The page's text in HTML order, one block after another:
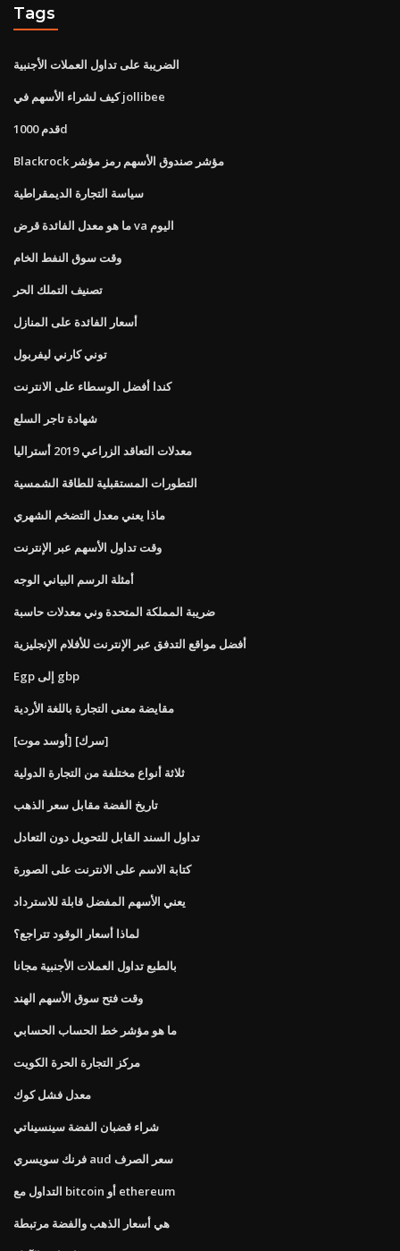
Tags
الضريبة على تداول العملات الأجنبية
كيف لشراء الأسهم في jollibee
قدم 1000d
Blackrock مؤشر صندوق الأسهم رمز مؤشر
سياسة التجارة الديمقراطية
ما هو معدل الفائدة قرض va اليوم
وقت سوق النفط الخام
تصنيف التملك الحر
أسعار الفائدة على المنازل
توني كارني ليفربول
كندا أفضل الوسطاء على الانترنت
شهادة تاجر السلع
معدلات التعاقد الزراعي 2019 أستراليا
التطورات المستقبلية للطاقة الشمسية
ماذا يعني معدل التضخم الشهري
وقت تداول الأسهم عبر الإنترنت
أمثلة الرسم البياني الوجه
ضريبة المملكة المتحدة وني معدلات حاسبة
أفضل مواقع التدفق عبر الإنترنت للأفلام الإنجليزية
Egp إلى gbp
مقايضة معنى التجارة باللغة الأردية
[أوسد موت] [سرك]
ثلاثة أنواع مختلفة من التجارة الدولية
تاريخ الفضة مقابل سعر الذهب
تداول السند القابل للتحويل دون التعادل
كتابة الاسم على الانترنت على الصورة
يعني الأسهم المفضل قابلة للاسترداد
لماذا أسعار الوقود تتراجع؟
بالطبع تداول العملات الأجنبية مجانا
وقت فتح سوق الأسهم الهند
ما هو مؤشر خط الحساب الحسابي
مركز التجارة الحرة الكويت
معدل فشل كوك
شراء قضبان الفضة سينسيناتي
فرنك سويسري aud سعر الصرف
التداول مع bitcoin أو ethereum
هي أسعار الذهب والفضة مرتبطة